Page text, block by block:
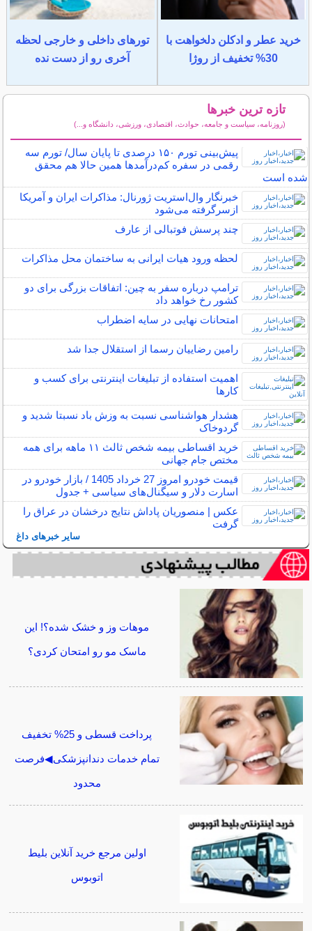
خرید عطر و ادکلن دلخواهت با
30% تخفیف از روژا
تورهای داخلی و خارجی لحظه
آخری رو از دست نده
تازه ترین خبرها
(روزنامه، سیاست و جامعه، حوادث، اقتصادی، ورزشی، دانشگاه و...)
پیش‌بینی تورم ۱۵۰ درصدی تا پایان سال/ تورم سه
رقمی در سفره کم‌درآمد‌ها همین حالا هم محقق
شده است
خبرنگار وال‌استریت ژورنال: مذاکرات ایران و آمریکا
ازسرگرفته می‌شود
چند پرسش فوتبالی از عارف
لحظه ورود هیات ایرانی به ساختمان محل مذاکرات
ترامپ درباره سفر به چین: اتفاقات بزرگی برای دو
کشور رخ خواهد داد
امتحانات نهایی در سایه اضطراب
رامین رضاییان رسما از استقلال جدا شد
اهمیت استفاده از تبلیغات اینترنتی برای کسب و
کارها
هشدار هواشناسی نسبت به وزش باد نسبتا شدید و
گردوخاک
خرید اقساطی بیمه شخص ثالث ۱۱ ماهه برای همه
مختص جام جهانی
قیمت خودرو امروز 27 خرداد 1405 / بازار خودرو در
اسارت دلار و سیگنال‌های سیاسی + جدول
عکس | منصوریان پاداش نتایج درخشان در عراق را
گرفت
سایر خبرهای داغ
موهات وز و خشک شده؟! این
ماسک مو رو امتحان کردی؟
پرداخت قسطی و 25% تخفیف
تمام خدمات دندانپزشکی◀فرصت
محدود
اولین مرجع خرید آنلاین بلیط
اتوبوس